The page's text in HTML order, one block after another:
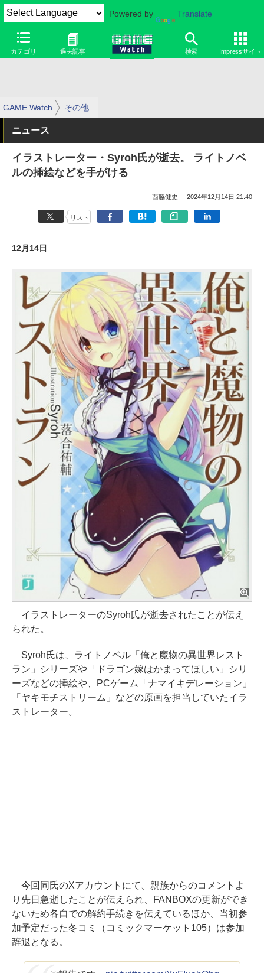
Powered by Translate
カテゴリ 過去記事 検索 Impressサイト
GAME Watch その他
ニュース
イラストレーター・Syroh氏が逝去。 ライトノベ
ルの挿絵などを手がける
西脇健史 2024年12月14日 21:40
リスト
12月14日
イラストレーターのSyroh氏が逝去されたことが伝え
られた。
Syroh氏は、ライトノベル「俺と魔物の異世界レスト
ラン」シリーズや「ドラゴン嫁はかまってほしい」シリ
ーズなどの挿絵や、PCゲーム「ナマイキデレーション」
「ヤキモチストリーム」などの原画を担当していたイラ
ストレーター。
今回同氏のXアカウントにて、親族からのコメントよ
り先日急逝したことが伝えられ、FANBOXの更新ができ
ないため各自での解約手続きを伝えているほか、当初参
加予定だった冬コミ（コミックマーケット105）は参加
辞退となる。